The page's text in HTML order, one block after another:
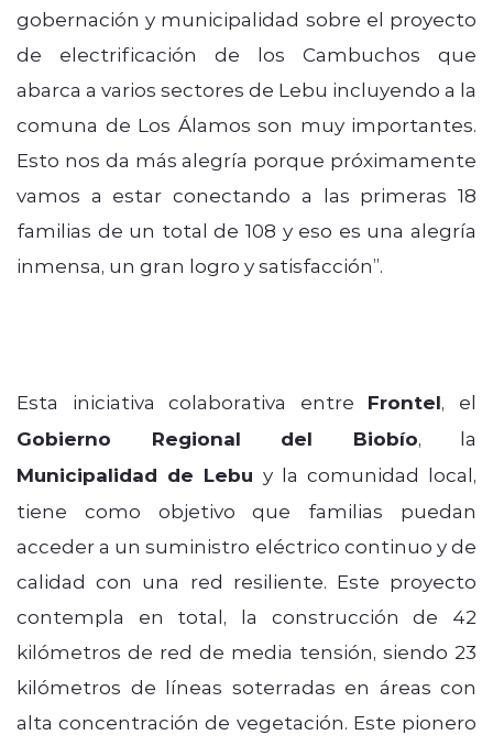
gobernación y municipalidad sobre el proyecto
de electrificación de los Cambuchos que
abarca a varios sectores de Lebu incluyendo a la
comuna de Los Álamos son muy importantes.
Esto nos da más alegría porque próximamente
vamos a estar conectando a las primeras 18
familias de un total de 108 y eso es una alegría
inmensa, un gran logro y satisfacción”.
Esta iniciativa colaborativa entre Frontel, el
Gobierno Regional del Biobío, la
Municipalidad de Lebu y la comunidad local,
tiene como objetivo que familias puedan
acceder a un suministro eléctrico continuo y de
calidad con una red resiliente. Este proyecto
contempla en total, la construcción de 42
kilómetros de red de media tensión, siendo 23
kilómetros de líneas soterradas en áreas con
alta concentración de vegetación. Este pionero